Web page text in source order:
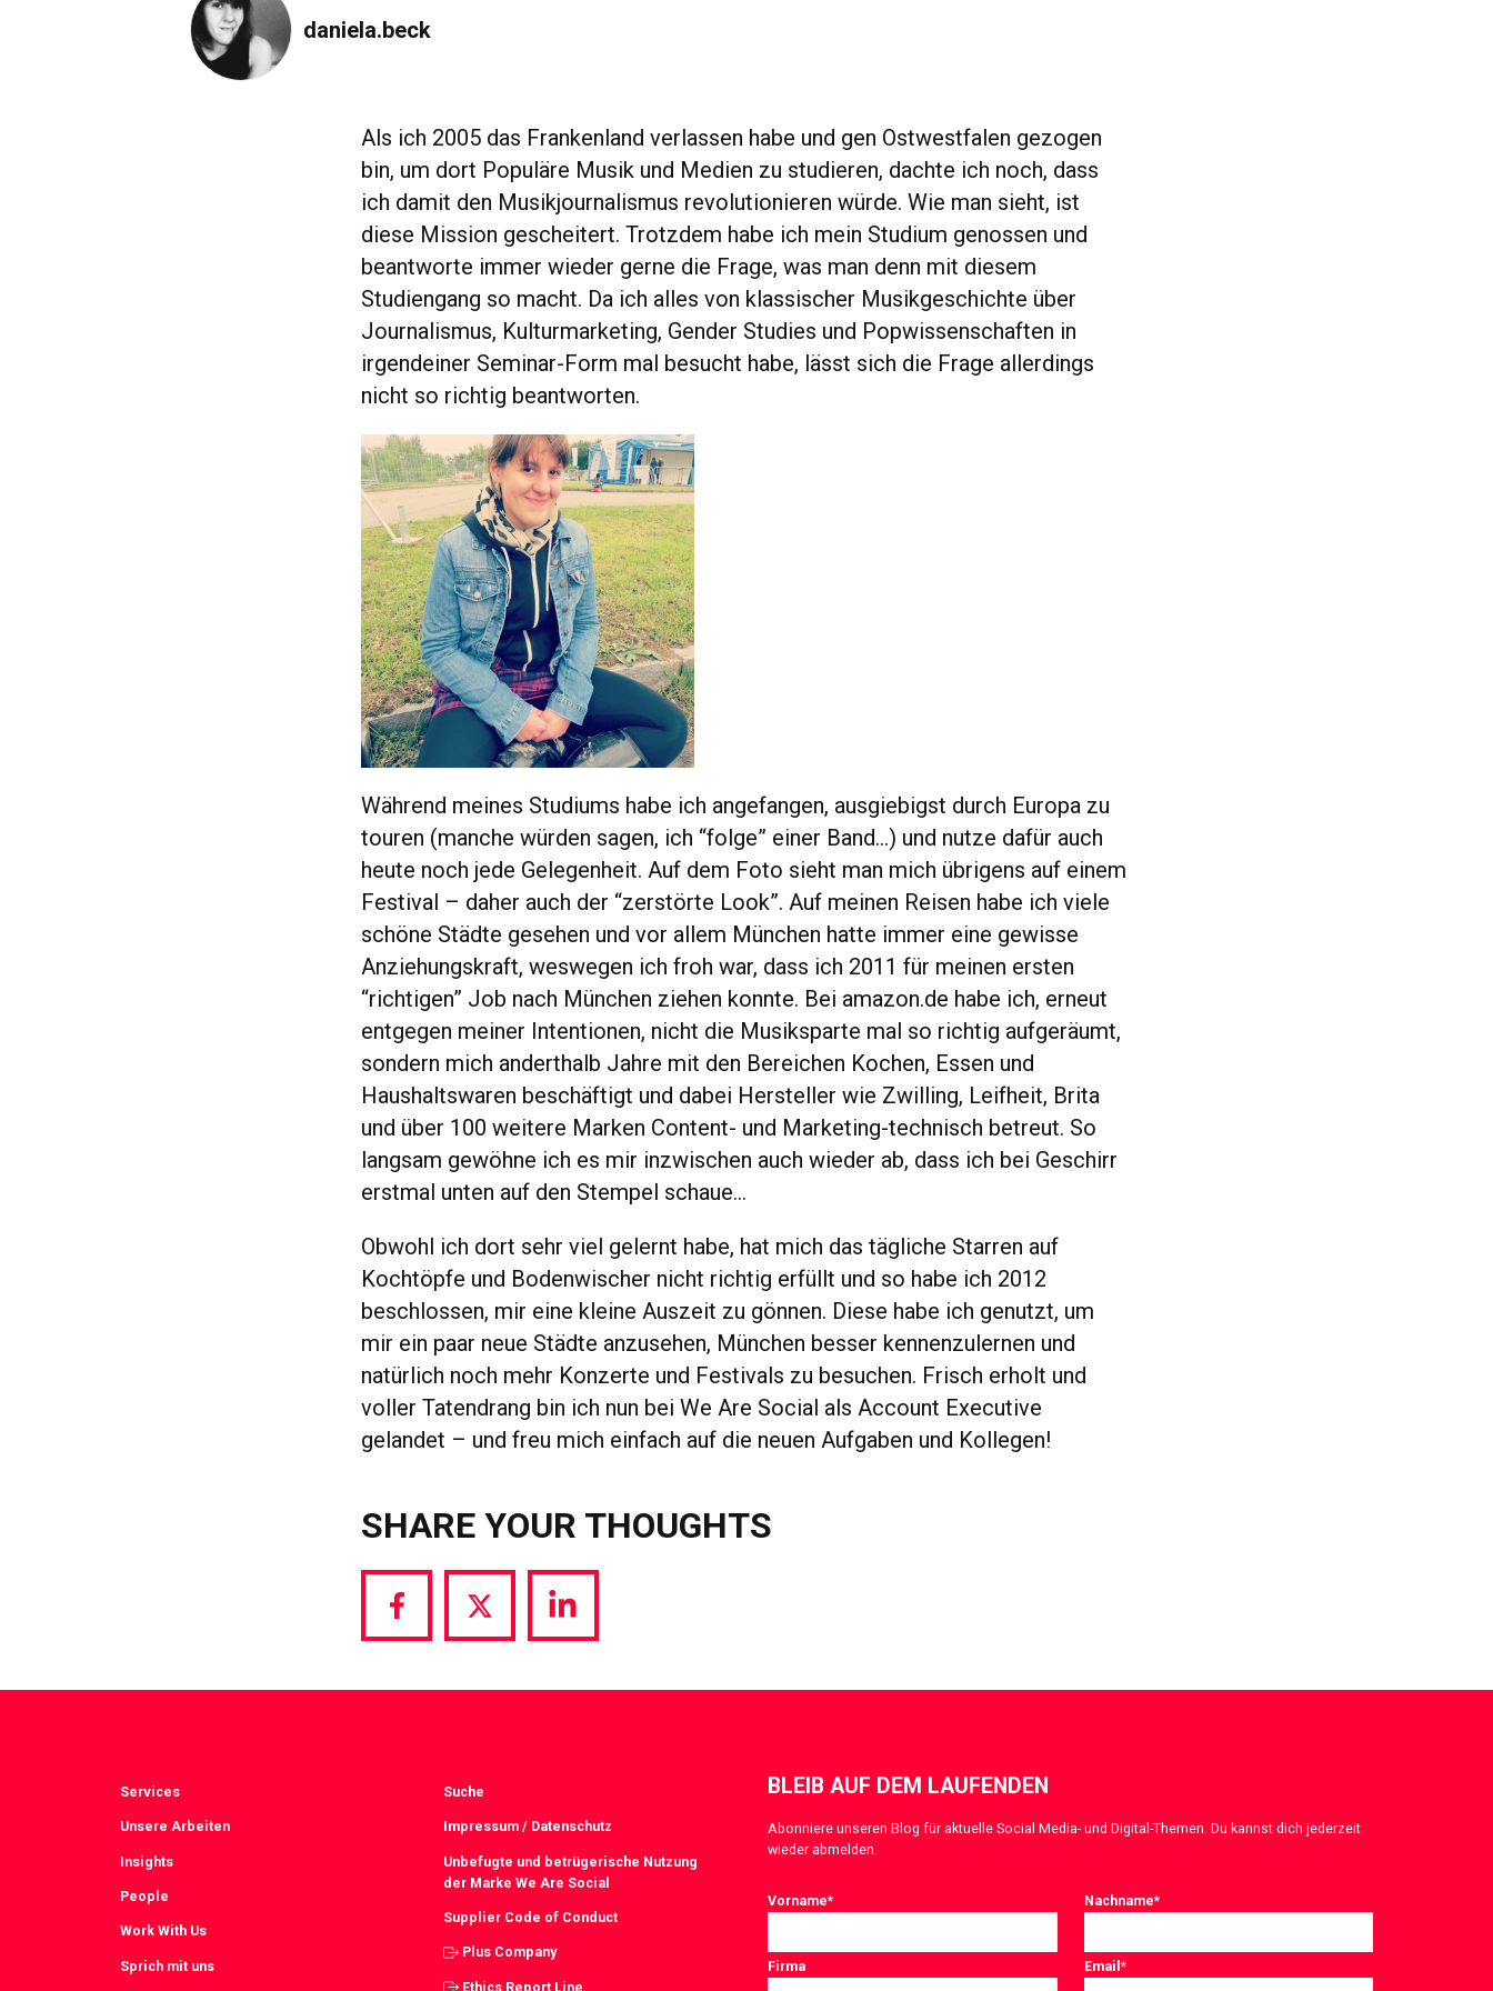
daniela.beck
Als ich 2005 das Frankenland verlassen habe und gen Ostwestfalen gezogen
bin, um dort Populäre Musik und Medien zu studieren, dachte ich noch, dass
ich damit den Musikjournalismus revolutionieren würde. Wie man sieht, ist
diese Mission gescheitert. Trotzdem habe ich mein Studium genossen und
beantworte immer wieder gerne die Frage, was man denn mit diesem
Studiengang so macht. Da ich alles von klassischer Musikgeschichte über
Journalismus, Kulturmarketing, Gender Studies und Popwissenschaften in
irgendeiner Seminar-Form mal besucht habe, lässt sich die Frage allerdings
nicht so richtig beantworten.
Während meines Studiums habe ich angefangen, ausgiebigst durch Europa zu
touren (manche würden sagen, ich “folge” einer Band…) und nutze dafür auch
heute noch jede Gelegenheit. Auf dem Foto sieht man mich übrigens auf einem
Festival – daher auch der “zerstörte Look”. Auf meinen Reisen habe ich viele
schöne Städte gesehen und vor allem München hatte immer eine gewisse
Anziehungskraft, weswegen ich froh war, dass ich 2011 für meinen ersten
“richtigen” Job nach München ziehen konnte. Bei amazon.de habe ich, erneut
entgegen meiner Intentionen, nicht die Musiksparte mal so richtig aufgeräumt,
sondern mich anderthalb Jahre mit den Bereichen Kochen, Essen und
Haushaltswaren beschäftigt und dabei Hersteller wie Zwilling, Leifheit, Brita
und über 100 weitere Marken Content- und Marketing-technisch betreut. So
langsam gewöhne ich es mir inzwischen auch wieder ab, dass ich bei Geschirr
erstmal unten auf den Stempel schaue…
Obwohl ich dort sehr viel gelernt habe, hat mich das tägliche Starren auf
Kochtöpfe und Bodenwischer nicht richtig erfüllt und so habe ich 2012
beschlossen, mir eine kleine Auszeit zu gönnen. Diese habe ich genutzt, um
mir ein paar neue Städte anzusehen, München besser kennenzulernen und
natürlich noch mehr Konzerte und Festivals zu besuchen. Frisch erholt und
voller Tatendrang bin ich nun bei We Are Social als Account Executive
gelandet – und freu mich einfach auf die neuen Aufgaben und Kollegen!
SHARE YOUR THOUGHTS
Share
Facebook
Share
Twitter
Share
LinkedIn
Services
Unsere Arbeiten
Insights
People
Work With Us
Sprich mit uns
Suche
Impressum / Datenschutz
Unbefugte und betrügerische Nutzung
der Marke We Are Social
Supplier Code of Conduct
Plus Company
Ethics Report Line
BLEIB AUF DEM LAUFENDEN
Abonniere unseren Blog für aktuelle Social Media- und Digital-Themen. Du kannst dich jederzeit
wieder abmelden.
Vorname* Nachname*
Firma Email*